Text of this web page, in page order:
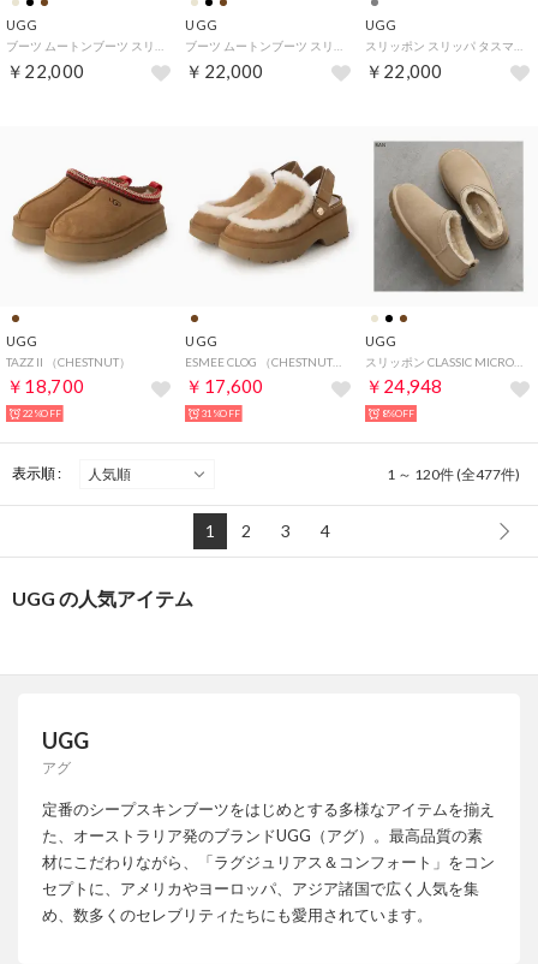
UGG
￥22,000
UGG
￥22,000
UGG
￥22,000
UGG
TAZZ II （CHESTNUT）
￥18,700
22%OFF
UGG
￥17,600
31%OFF
UGG
スリッポン CLASSIC MICRO クラシック マイクロ 1173891 （SAN/ベージュ）
￥24,948
8%OFF
表示順 : 1 ～ 120件 (全477件)
1 2 3 4
UGG の人気アイテム
UGG
アグ
定番のシープスキンブーツをはじめとする多様なアイテムを揃え
た、オーストラリア発のブランドUGG（アグ）。最高品質の素
材にこだわりながら、「ラグジュリアス＆コンフォート」をコン
セプトに、アメリカやヨーロッパ、アジア諸国で広く人気を集
め、数多くのセレブリティたちにも愛用されています。